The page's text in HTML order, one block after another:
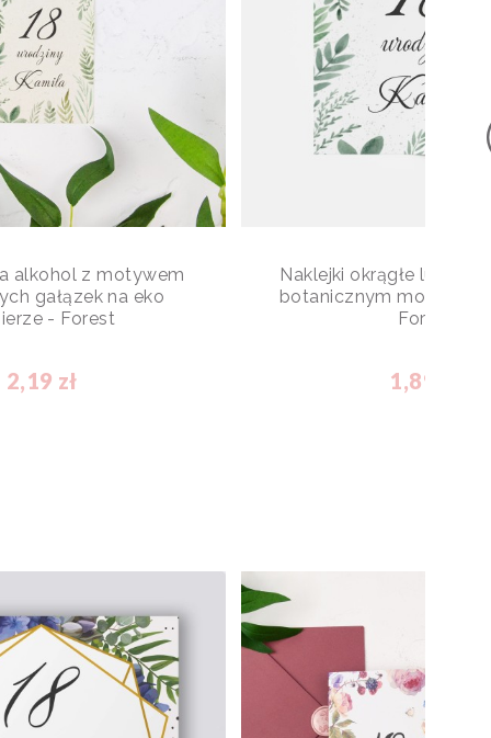
alkohol z motywem
gałązek na eko
- Forest
2,19 zł
Naklejki okrągłe lub
botanicznym motywem
Forest
1,89 zł